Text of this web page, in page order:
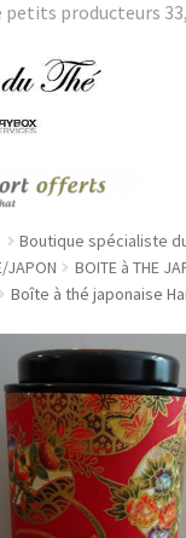
producteurs
ORIGINES
Boutique spécialiste
JAPON
BOITE à THE
Boîte à thé japonaise